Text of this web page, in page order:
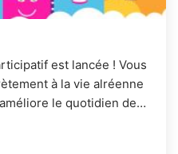
est lancée ! Vous
à la vie alréenne
le quotidien de